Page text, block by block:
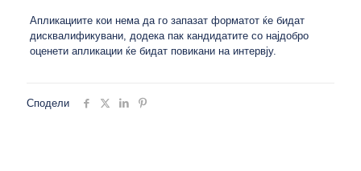
Апликациите кои нема да го запазат форматот ќе бидат
дисквалификувани, додека пак кандидатите со најдобро
оценети апликации ќе бидат повикани на интервју.
Сподели